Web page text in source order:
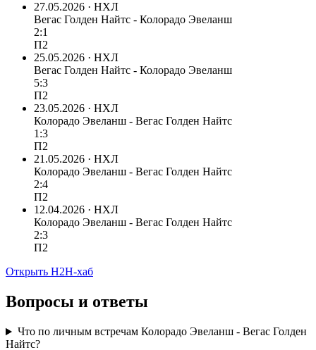
27.05.2026 · НХЛ
Вегас Голден Найтс - Колорадо Эвеланш
2:1
П2
25.05.2026 · НХЛ
Вегас Голден Найтс - Колорадо Эвеланш
5:3
П2
23.05.2026 · НХЛ
Колорадо Эвеланш - Вегас Голден Найтс
1:3
П2
21.05.2026 · НХЛ
Колорадо Эвеланш - Вегас Голден Найтс
2:4
П2
12.04.2026 · НХЛ
Колорадо Эвеланш - Вегас Голден Найтс
2:3
П2
Открыть H2H-хаб
Вопросы и ответы
Что по личным встречам Колорадо Эвеланш - Вегас Голден
Найтс?